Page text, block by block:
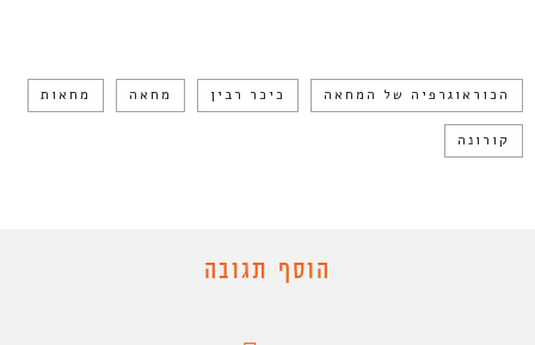
הכוראוגרפיה של המחאה כיכר רבין מחאה מחאות
קורונה
הוסף תגובה